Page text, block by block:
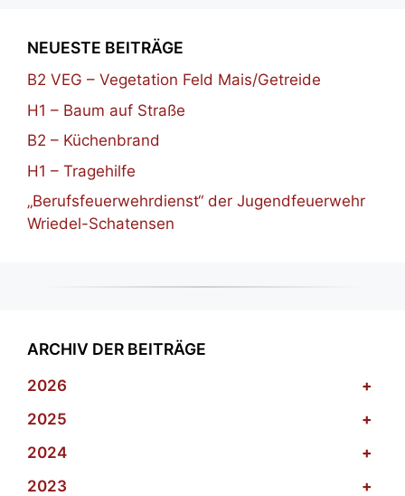
NEUESTE BEITRÄGE
B2 VEG – Vegetation Feld Mais/Getreide
H1 – Baum auf Straße
B2 – Küchenbrand
H1 – Tragehilfe
„Berufsfeuerwehrdienst“ der Jugendfeuerwehr
Wriedel-Schatensen
ARCHIV DER BEITRÄGE
2026
+
2025
+
2024
+
2023
+